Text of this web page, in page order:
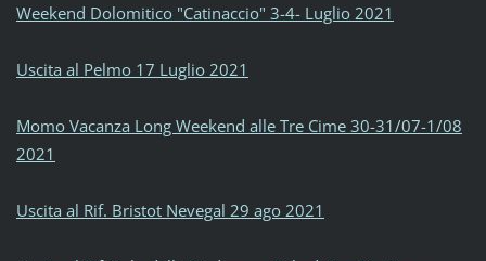
Weekend Dolomitico "Catinaccio" 3-4- Luglio 2021
Uscita al Pelmo 17 Luglio 2021
Momo Vacanza Long Weekend alle Tre Cime 30-31/07-1/08
2021
Uscita al Rif. Bristot Nevegal 29 ago 2021